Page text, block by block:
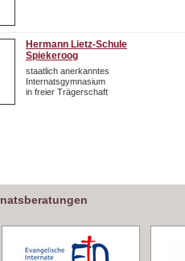
Hermann Lietz-Schule
Spiekeroog
staatlich anerkanntes
Internatsgymnasium
in freier Trägerschaft